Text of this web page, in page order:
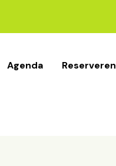
Agenda Reserveren